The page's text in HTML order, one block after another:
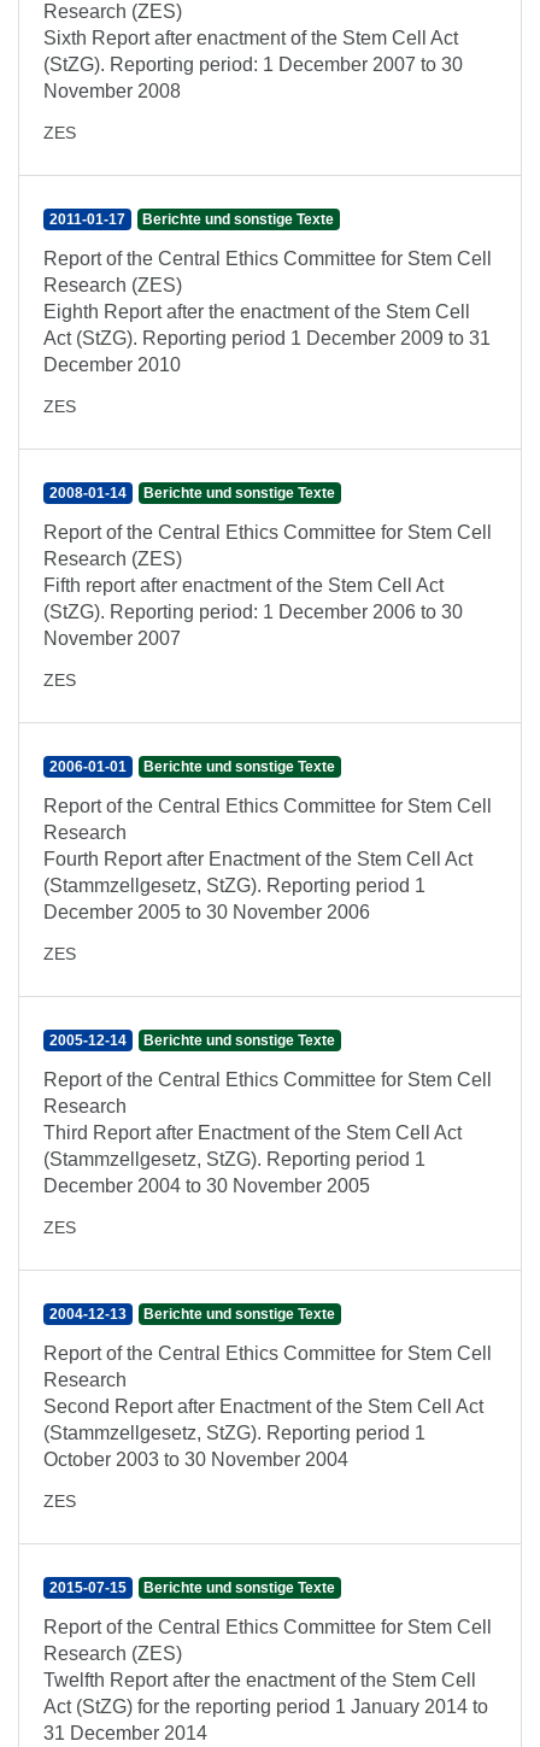
Research (ZES)
Sixth Report after enactment of the Stem Cell Act
(StZG). Reporting period: 1 December 2007 to 30
November 2008
ZES
2011-01-17 Berichte und sonstige Texte
Report of the Central Ethics Committee for Stem Cell
Research (ZES)
Eighth Report after the enactment of the Stem Cell
Act (StZG). Reporting period 1 December 2009 to 31
December 2010
ZES
2008-01-14 Berichte und sonstige Texte
Report of the Central Ethics Committee for Stem Cell
Research (ZES)
Fifth report after enactment of the Stem Cell Act
(StZG). Reporting period: 1 December 2006 to 30
November 2007
ZES
2006-01-01 Berichte und sonstige Texte
Report of the Central Ethics Committee for Stem Cell
Research
Fourth Report after Enactment of the Stem Cell Act
(Stammzellgesetz, StZG). Reporting period 1
December 2005 to 30 November 2006
ZES
2005-12-14 Berichte und sonstige Texte
Report of the Central Ethics Committee for Stem Cell
Research
Third Report after Enactment of the Stem Cell Act
(Stammzellgesetz, StZG). Reporting period 1
December 2004 to 30 November 2005
ZES
2004-12-13 Berichte und sonstige Texte
Report of the Central Ethics Committee for Stem Cell
Research
Second Report after Enactment of the Stem Cell Act
(Stammzellgesetz, StZG). Reporting period 1
October 2003 to 30 November 2004
ZES
2015-07-15 Berichte und sonstige Texte
Report of the Central Ethics Committee for Stem Cell
Research (ZES)
Twelfth Report after the enactment of the Stem Cell
Act (StZG) for the reporting period 1 January 2014 to
31 December 2014